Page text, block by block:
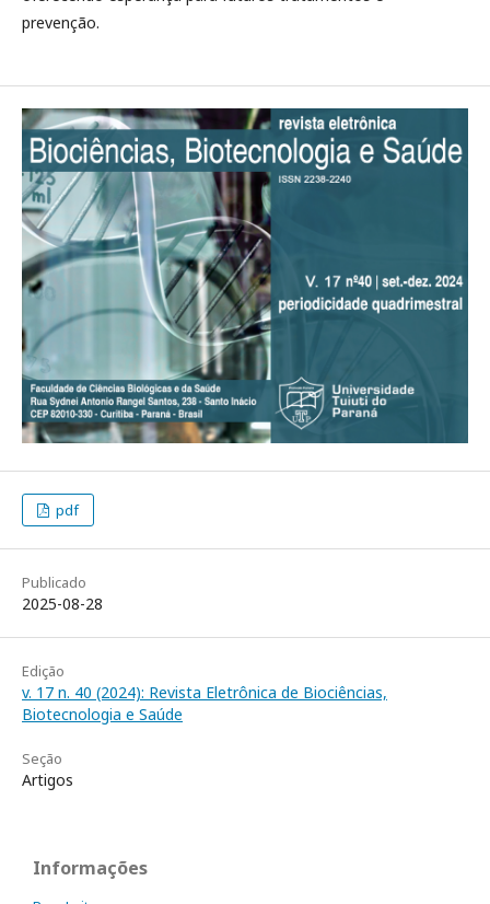
prevenção.
pdf
Publicado
2025-08-28
Edição
v. 17 n. 40 (2024): Revista Eletrônica de Biociências,
Biotecnologia e Saúde
Seção
Artigos
Informações